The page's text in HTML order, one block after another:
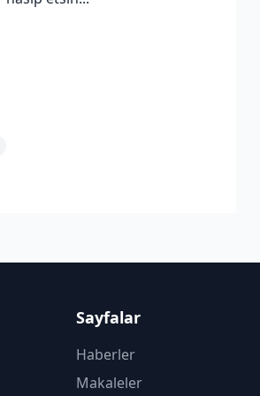
Sayfalar
Haberler
Makaleler